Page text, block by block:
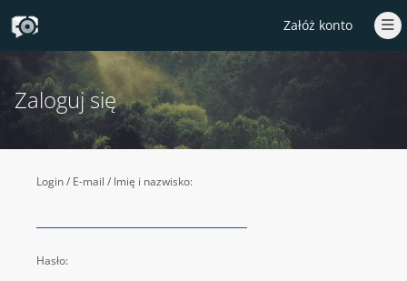
Załóż konto
Zaloguj się
Login / E-mail / Imię i nazwisko:
Hasło: